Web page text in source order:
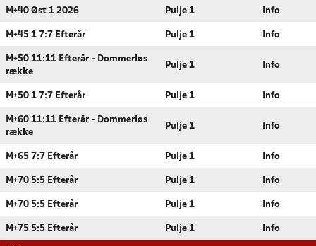
M+40 Øst 1 2026 Pulje 1 Info
M+45 1 7:7 Efterår Pulje 1 Info
M+50 11:11 Efterår - Dommerløs
række
Pulje 1 Info
M+50 1 7:7 Efterår Pulje 1 Info
M+60 11:11 Efterår - Dommerløs
række
Pulje 1 Info
M+65 7:7 Efterår Pulje 1 Info
M+70 5:5 Efterår Pulje 1 Info
M+70 5:5 Efterår Pulje 1 Info
M+75 5:5 Efterår Pulje 1 Info